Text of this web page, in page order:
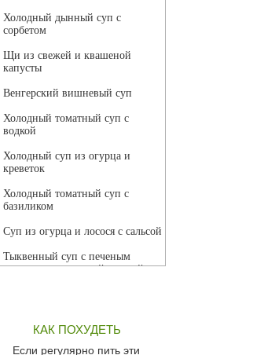
Холодный дынный суп с
сорбетом
Щи из свежей и квашеной
капусты
Венгерский вишневый суп
Холодный томатный суп с
водкой
Холодный суп из огурца и
креветок
Холодный томатный суп с
базиликом
Суп из огурца и лосося с сальсой
Тыквенный суп с печеным
чесноком и томатной сальсой
красного перца
КАК ПОХУДЕТЬ
Если регулярно пить эти